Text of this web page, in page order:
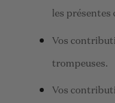
les
Vos
trompeuses.
Vos